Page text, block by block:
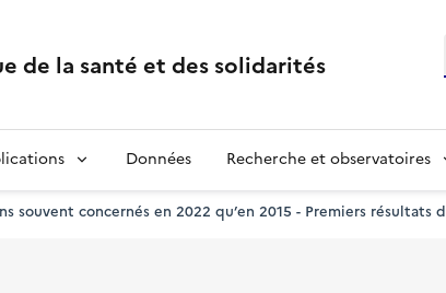
de la santé et des solidarités
Données Recherche et observatoires
souvent concernés en 2022 qu’en 2015 - Premiers résultats